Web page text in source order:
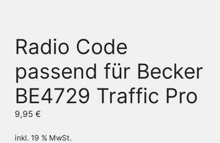
Radio Code
passend für Becker
BE4729 Traffic Pro
9,95 €
inkl. 19 % MwSt.